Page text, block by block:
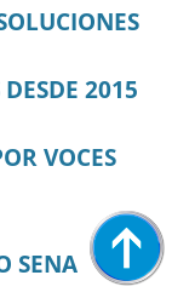
2015
VOCES
SENA